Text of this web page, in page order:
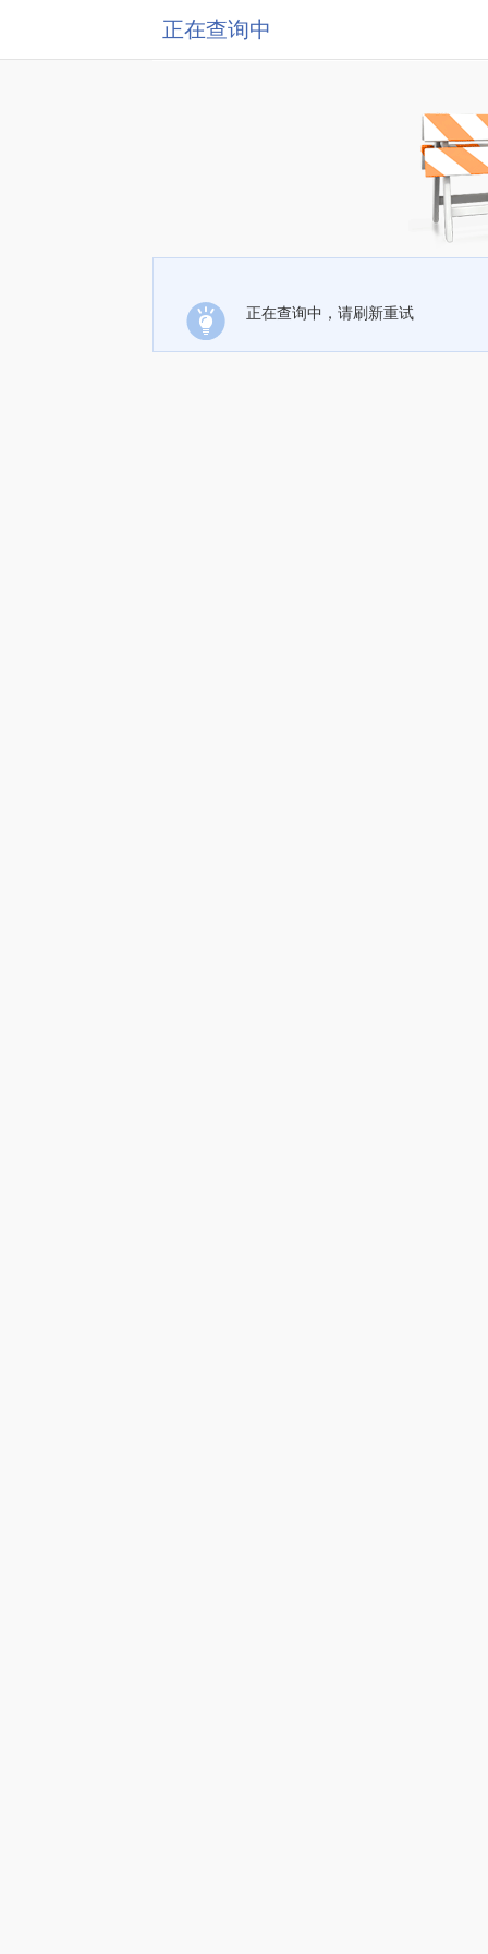
正在查询中
正在查询中，请刷新重试